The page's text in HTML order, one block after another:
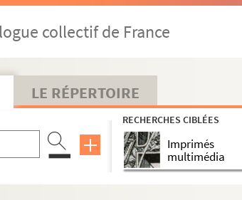
collectif de France
LE RÉPERTOIRE
RECHERCHES CIBLÉES
Imprimés
multimédia